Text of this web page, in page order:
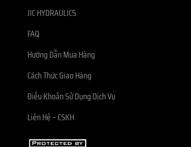
JIC HYDRAULICS
FAQ
Hướng Dẫn Mua Hàng
Cách Thức Giao Hàng
Điều Khoản Sử Dụng Dịch Vụ
Liên Hệ – CSKH